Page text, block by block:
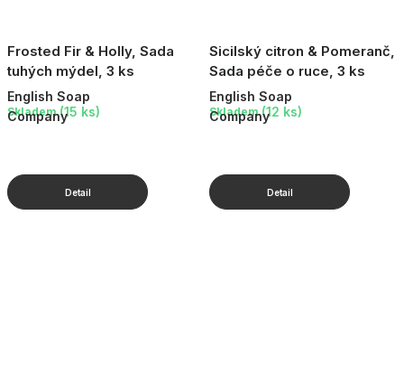
Frosted Fir & Holly, Sada
tuhých mýdel, 3 ks
English Soap
Company
Skladem (15 ks)
Sicilský citron & Pomeranč,
Sada péče o ruce, 3 ks
English Soap
Company
Skladem (12 ks)